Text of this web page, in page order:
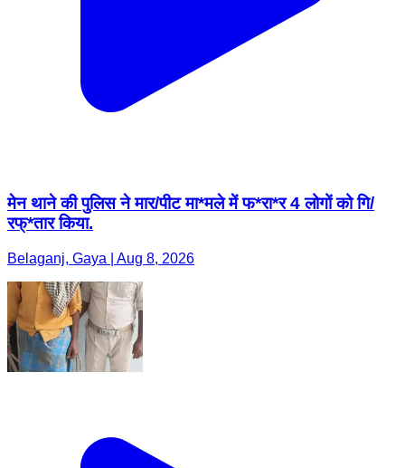
मेन थाने की पुलिस ने मार/पीट मा*मले में फ*रा*र 4 लोगों को गि/
रफ्*तार किया.
Belaganj, Gaya | Aug 8, 2026